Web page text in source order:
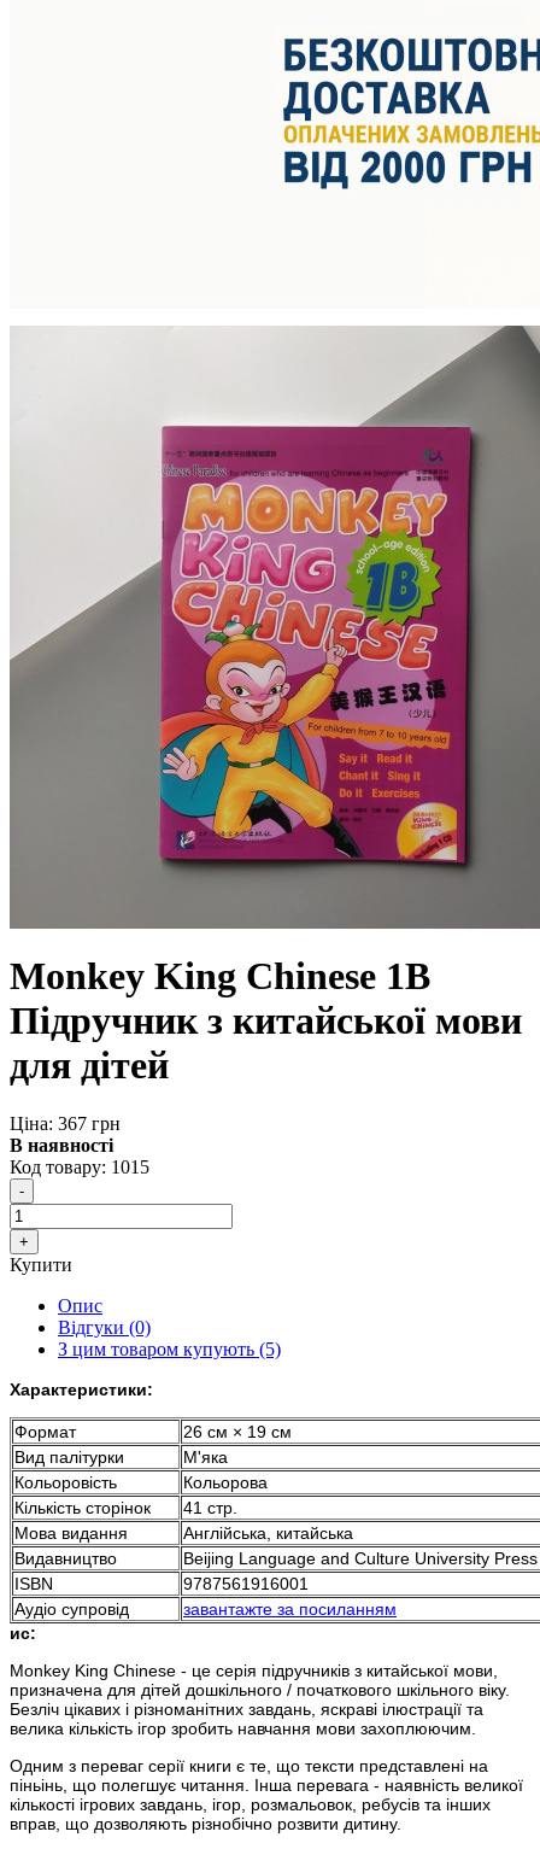
Monkey King Chinese 1B
Підручник з китайської мови
для дітей
Ціна: 367 грн
В наявності
Код товару: 1015
Купити
Опис
Відгуки (0)
З цим товаром купують (5)
Характеристики:
Формат 26 см × 19 см
Вид палітурки
М'яка
Кольоровість
Кольорова
Кількість сторінок
41 стр.
Мова видання
Англійська, китайська
Видавництво
Beijing Language and Culture University Press
ISBN
9787561916001
Аудіо супровід
завантажте за посиланням
ис:
Monkey King Chinese - це серія підручників з китайської мови,
призначена для дітей дошкільного / початкового шкільного віку.
Безліч цікавих і різноманітних завдань, яскраві ілюстрації та
велика кількість ігор зробить навчання мови захоплюючим.
Одним з переваг серії книги є те, що тексти представлені на
піньінь, що полегшує читання. Інша перевага - наявність великої
кількості ігрових завдань, ігор, розмальовок, ребусів та інших
вправ, що дозволяють різнобічно розвити дитину.